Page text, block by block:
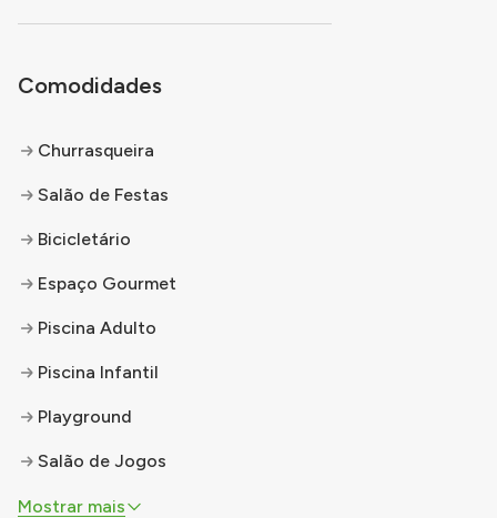
liberdade de viver no seu
Comodidades
Churrasqueira
Salão de Festas
Bicicletário
Espaço Gourmet
Piscina Adulto
Piscina Infantil
Playground
Salão de Jogos
Mostrar mais